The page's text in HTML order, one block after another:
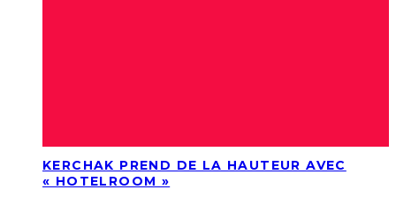
KERCHAK PREND DE LA HAUTEUR AVEC
« HOTELROOM »